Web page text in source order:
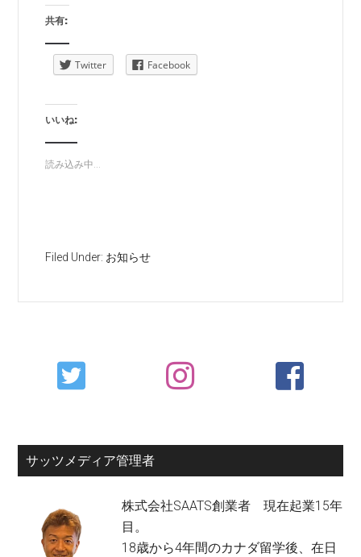
共有:
Twitter Facebook
いいね:
読み込み中...
Filed Under: お知らせ
Primary
Sidebar
サッツメディア管理者
株式会社SAATS創業者 現在起業15年
目。
18歳から4年間のカナダ留学後、在日